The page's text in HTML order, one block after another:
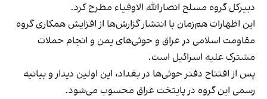
دبیرکل گروه مسلح انصارالله الاوفیاء مطرح کرد.
این اظهارات هم‌زمان با انتشار گزارش‌ها از افزایش همکاری گروه
مقاومت اسلامی در عراق و حوثی‌های یمن و انجام حملات
مشترک علیه اسرائیل است.
پس از افتتاح دفتر حوثی‌ها در بغداد، این اولین دیدار و بیانیه
رسمی این گروه در پایتخت عراق محسوب می‌شود.